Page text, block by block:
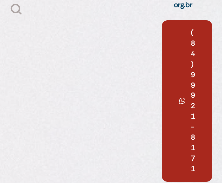
org.br
(
8
4
)
9
9
9
2
1
-
8
1
7
1